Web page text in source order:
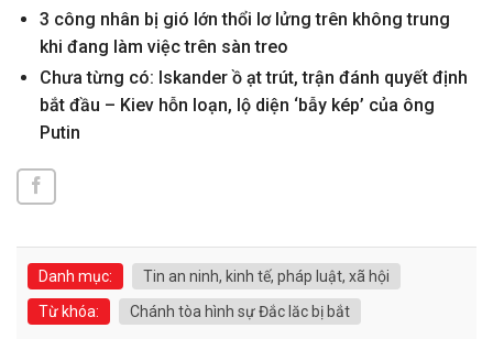
3 công nhân bị gió lớn thổi lơ lửng trên không trung
khi đang làm việc trên sàn treo
Chưa từng có: Iskander ồ ạt trút, trận đánh quyết định
bắt đầu – Kiev hỗn loạn, lộ diện ‘bẫy kép’ của ông
Putin
Danh mục:
Tin an ninh, kinh tế, pháp luật, xã hội
Từ khóa:
Chánh tòa hình sự Đắc lăc bị bắt